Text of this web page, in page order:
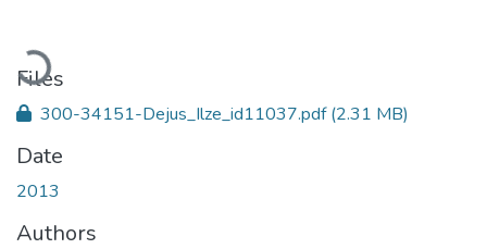
Loading...
Files
300-34151-Dejus_Ilze_id11037.pdf(2.31 MB)
Date
2013
Authors